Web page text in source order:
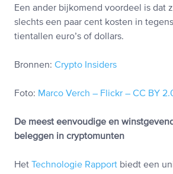
Een ander bijkomend voordeel is dat
slechts een paar cent kosten in
tientallen euro’s of dollars.
Bronnen: Crypto Insiders
Foto: Marco Verch – Flickr – CC BY
De meest eenvoudige en
beleggen in cryptomunten
Het Technologie Rapport biedt een